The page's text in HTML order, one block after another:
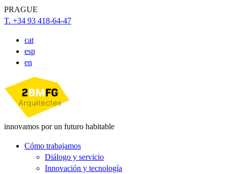
PRAGUE
T. +34 93 418-64-47
cat
esp
en
innovamos por un futuro habitable
Cómo trabajamos
Diálogo y servicio
Innovación y tecnología